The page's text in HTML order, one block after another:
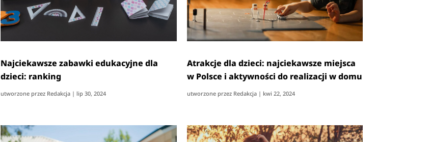
Najciekawsze zabawki edukacyjne dla
dzieci: ranking
utworzone przez Redakcja | lip 30, 2024
Atrakcje dla dzieci: najciekawsze miejsca
w Polsce i aktywności do realizacji w domu
utworzone przez Redakcja| kwi 22, 2024